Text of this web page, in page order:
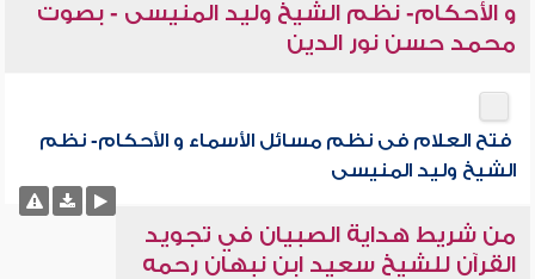
و الأحكام- نظم الشيخ وليد المنيسى - بصوت
محمد حسن نور الدين
فتح العلام فى نظم مسائل الأسماء و الأحكام- نظم
الشيخ وليد المنيسى
من شريط هداية الصبيان في تجويد
القرآن للشيخ سعيد ابن نبهان رحمه